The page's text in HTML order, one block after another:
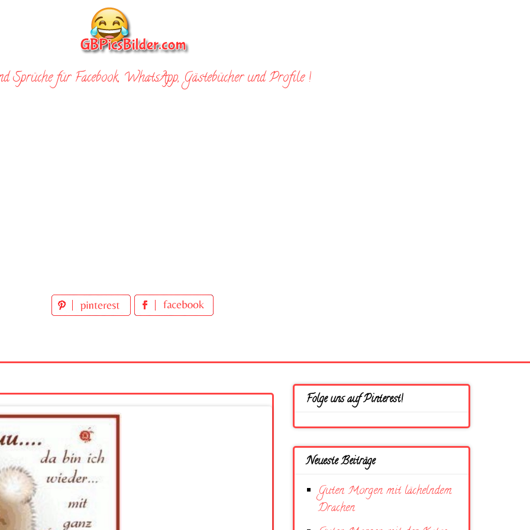
Sprüche für Facebook, WhatsApp, Gästebücher und Profile !
Folge uns auf Pinterest!
Neueste Beiträge
Guten Morgen mit lächelndem
Drachen